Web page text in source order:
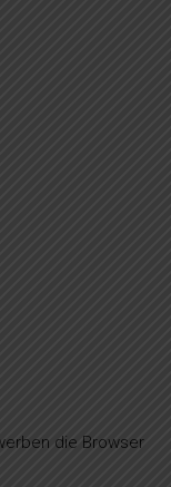
die Browser